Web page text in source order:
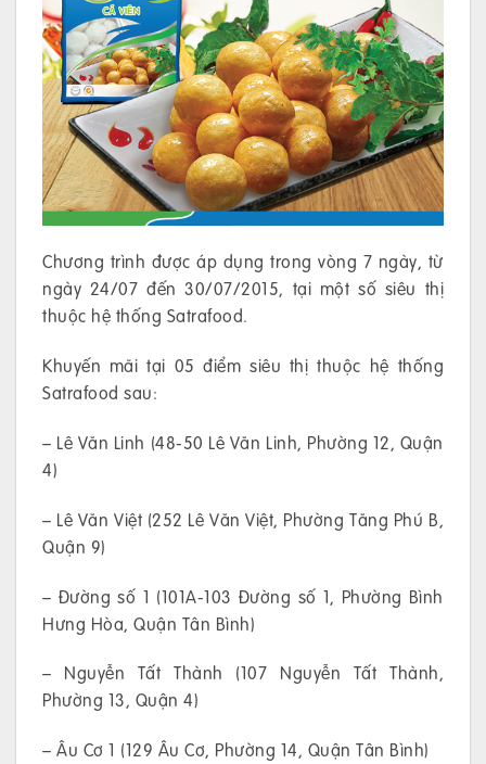
Chương trình được áp dụng trong vòng 7 ngày, từ
ngày 24/07 đến 30/07/2015, tại một số siêu thị
thuộc hệ thống Satrafood.
Khuyến mãi tại 05 điểm siêu thị thuộc hệ thống
Satrafood sau:
– Lê Văn Linh (48-50 Lê Văn Linh, Phường 12, Quận
4)
– Lê Văn Việt (252 Lê Văn Việt, Phường Tăng Phú B,
Quận 9)
– Đường số 1 (101A-103 Đường số 1, Phường Bình
Hưng Hòa, Quận Tân Bình)
– Nguyễn Tất Thành (107 Nguyễn Tất Thành,
Phường 13, Quận 4)
– Âu Cơ 1 (129 Âu Cơ, Phường 14, Quận Tân Bình)